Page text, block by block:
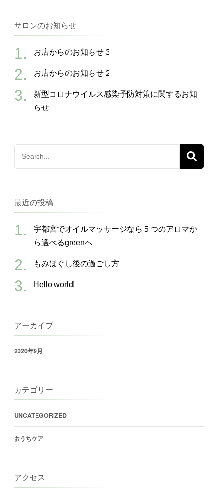
サロンのお知らせ
お店からのお知らせ３
お店からのお知らせ２
新型コロナウイルス感染予防対策に関するお知
らせ
最近の投稿
宇都宮でオイルマッサージなら５つのアロマか
ら選べるgreenへ
もみほぐし後の過ごし方
Hello world!
アーカイブ
2020年9月
カテゴリー
UNCATEGORIZED
おうちケア
アクセス